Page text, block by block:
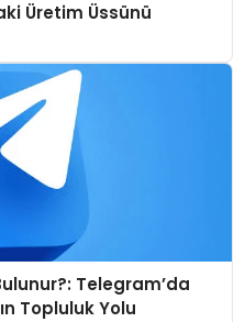
Üretim Üssünü
Telegram’da
Topluluk Yolu